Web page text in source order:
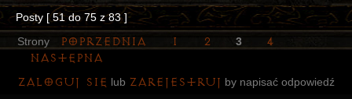
Posty [ 51 do 75 z 83 ]
Strony
Poprzednia 1 2 3
4
Następna
Zaloguj się lub zarejestruj by napisać odpowiedź